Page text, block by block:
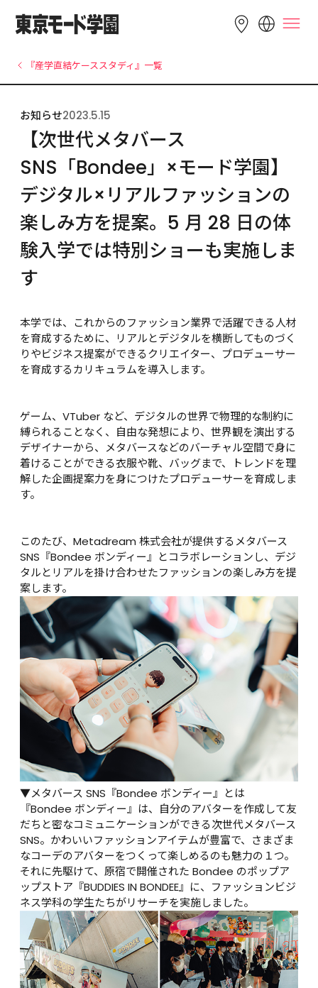
English 简体中文 繁體中文
한국어 Tiếng Việt
『産学直結ケーススタディ』一覧
お知らせ2023.5.15
【次世代メタバース
SNS「Bondee」×モード学園】
デジタル×リアルファッションの
楽しみ方を提案。5 月 28 日の体
験入学では特別ショーも実施しま
す
本学では、これからのファッション業界で活躍できる人材
を育成するために、リアルとデジタルを横断してものづく
りやビジネス提案ができるクリエイター、プロデューサー
を育成するカリキュラムを導入します。
ゲーム、VTuber など、デジタルの世界で物理的な制約に
縛られることなく、自由な発想により、世界観を演出する
デザイナーから、メタバースなどのバーチャル空間で身に
着けることができる衣服や靴、バッグまで、トレンドを理
解した企画提案力を身につけたプロデューサーを育成しま
す。
このたび、Metadream 株式会社が提供するメタバース
SNS『Bondee ボンディー』とコラボレーションし、デジ
タルとリアルを掛け合わせたファッションの楽しみ方を提
案します。
▼メタバース SNS『Bondee ボンディー』とは
『Bondee ボンディー』は、自分のアバターを作成して友
だちと密なコミュニケーションができる次世代メタバース
SNS。かわいいファッションアイテムが豊富で、さまざま
なコーデのアバターをつくって楽しめるのも魅力の１つ。
それに先駆けて、原宿で開催された Bondee のポップア
ップストア『BUDDIES IN BONDEE』に、ファッションビジ
ネス学科の学生たちがリサーチを実施しました。